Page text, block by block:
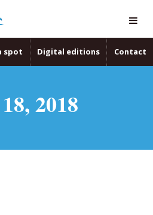
spot Digital editions Contact
2018